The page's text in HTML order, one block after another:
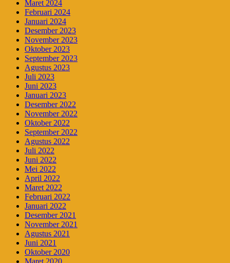
Maret 2024
Februari 2024
Januari 2024
Desember 2023
November 2023
Oktober 2023
September 2023
Agustus 2023
Juli 2023
Juni 2023
Januari 2023
Desember 2022
November 2022
Oktober 2022
September 2022
Agustus 2022
Juli 2022
Juni 2022
Mei 2022
April 2022
Maret 2022
Februari 2022
Januari 2022
Desember 2021
November 2021
Agustus 2021
Juni 2021
Oktober 2020